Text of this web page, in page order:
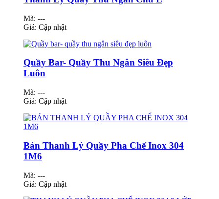
Mã: ---
Giá: Cập nhật
Quầy Bar- Quầy Thu Ngân Siêu Đẹp
Luôn
Mã: ---
Giá: Cập nhật
Bán Thanh Lý Quầy Pha Chế Inox 304
1M6
Mã: ---
Giá: Cập nhật